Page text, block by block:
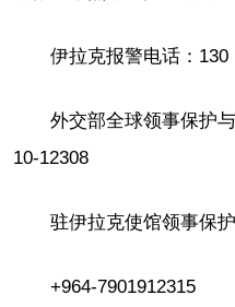
伊拉克报警电话：130
外交部全球领事保护
10-12308
驻伊拉克使馆领事保
+964-7901912315